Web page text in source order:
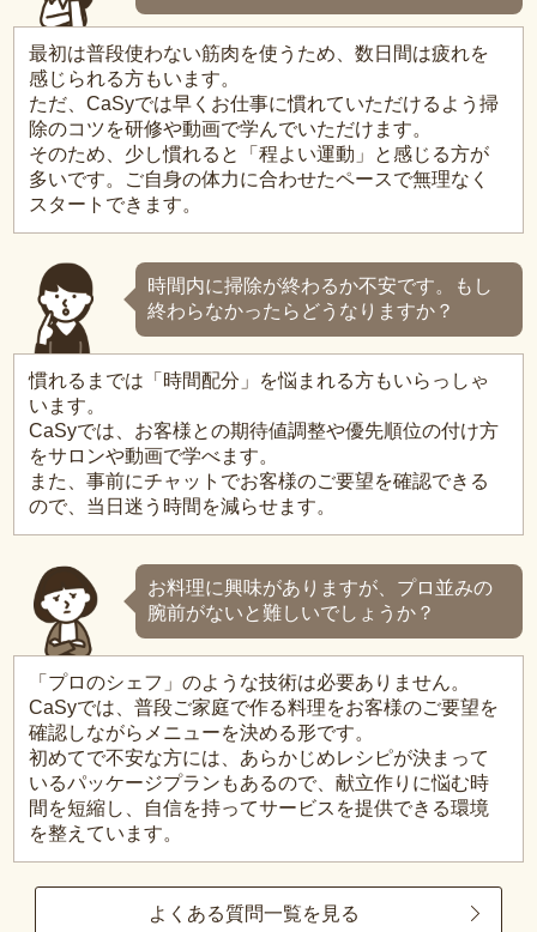
最初は普段使わない筋肉を使うため、数日間は疲れを
感じられる方もいます。
ただ、CaSyでは早くお仕事に慣れていただけるよう掃
除のコツを研修や動画で学んでいただけます。
そのため、少し慣れると「程よい運動」と感じる方が
多いです。ご自身の体力に合わせたペースで無理なく
スタートできます。
時間内に掃除が終わるか不安です。もし
終わらなかったらどうなりますか？
慣れるまでは「時間配分」を悩まれる方もいらっしゃ
います。
CaSyでは、お客様との期待値調整や優先順位の付け方
をサロンや動画で学べます。
また、事前にチャットでお客様のご要望を確認できる
ので、当日迷う時間を減らせます。
お料理に興味がありますが、プロ並みの
腕前がないと難しいでしょうか？
「プロのシェフ」のような技術は必要ありません。
CaSyでは、普段ご家庭で作る料理をお客様のご要望を
確認しながらメニューを決める形です。
初めてで不安な方には、あらかじめレシピが決まって
いるパッケージプランもあるので、献立作りに悩む時
間を短縮し、自信を持ってサービスを提供できる環境
を整えています。
よくある質問一覧を見る